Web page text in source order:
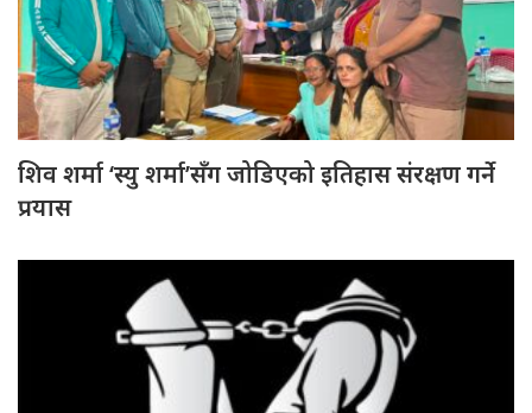
शिव शर्मा ‘स्यु शर्मा’सँग जोडिएको इतिहास संरक्षण गर्ने
प्रयास